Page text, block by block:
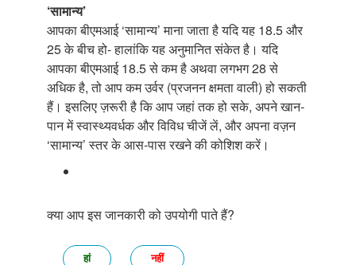
‘सामान्य’
आपका बीएमआई ‘सामान्य’ माना जाता है यदि यह 18.5 और
25 के बीच हो- हालांकि यह अनुमानित संकेत है। यदि
आपका बीएमआई 18.5 से कम है अथवा लगभग 28 से
अधिक है, तो आप कम उर्वर (प्रजनन क्षमता वाली) हो सकती
हैं। इसलिए ज़रूरी है कि आप जहां तक हो सके, अपने खान-
पान में स्वास्थ्यवर्धक और विविध चीजें लें, और अपना वज़न
‘सामान्य’ स्तर के आस-पास रखने की कोशिश करें।
क्या आप इस जानकारी को उपयोगी पाते हैं?
हां नहीं